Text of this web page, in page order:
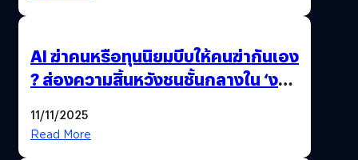
AI ฆ่าคนหรือทุนนิยมบีบให้คนฆ่ากันเอง
? ส่องความสิ้นหวังชนชั้นกลางใน ‘งาน
11/11/2025
Read More